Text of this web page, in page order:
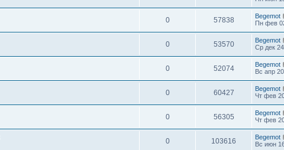
0 57838
Begemot
Пн фев
0 53570
Begemot
Ср дек
0 52074
Begemot
Вс апр
0 60427
Begemot
Чт фев
0 56305
Begemot
Чт фев
0 103616
Begemot
Вс июн